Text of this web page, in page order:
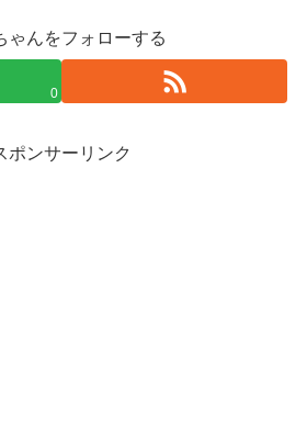
ゃんをフォローする
0
ポンサーリンク